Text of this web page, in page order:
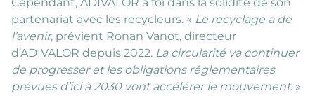
partenariat avec les recycleurs. « Le recyclage a de
l’avenir, prévient Ronan Vanot, directeur
d’ADIVALOR depuis 2022. La circularité va continuer
de progresser et les obligations réglementaires
prévues d’ici à 2030 vont accélérer le mouvement. »